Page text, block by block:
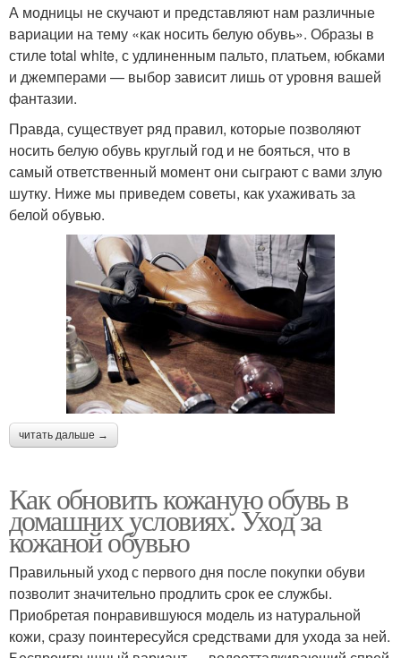
А модницы не скучают и представляют нам различные
вариации на тему «как носить белую обувь». Образы в
стиле total white, с удлиненным пальто, платьем, юбками
и джемперами — выбор зависит лишь от уровня вашей
фантазии.
Правда, существует ряд правил, которые позволяют
носить белую обувь круглый год и не бояться, что в
самый ответственный момент они сыграют с вами злую
шутку. Ниже мы приведем советы, как ухаживать за
белой обувью.
читать дальше →
Как обновить кожаную обувь в
домашних условиях. Уход за
кожаной обувью
Правильный уход с первого дня после покупки обуви
позволит значительно продлить срок ее службы.
Приобретая понравившуюся модель из натуральной
кожи, сразу поинтересуйся средствами для ухода за ней.